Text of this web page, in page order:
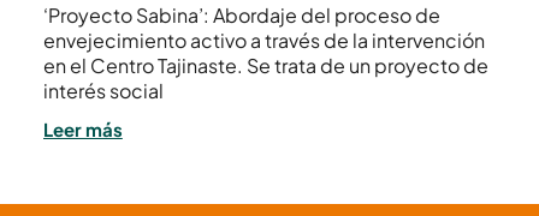
‘Proyecto Sabina’: Abordaje del proceso de
envejecimiento activo a través de la intervención
en el Centro Tajinaste. Se trata de un proyecto de
interés social
Leer más